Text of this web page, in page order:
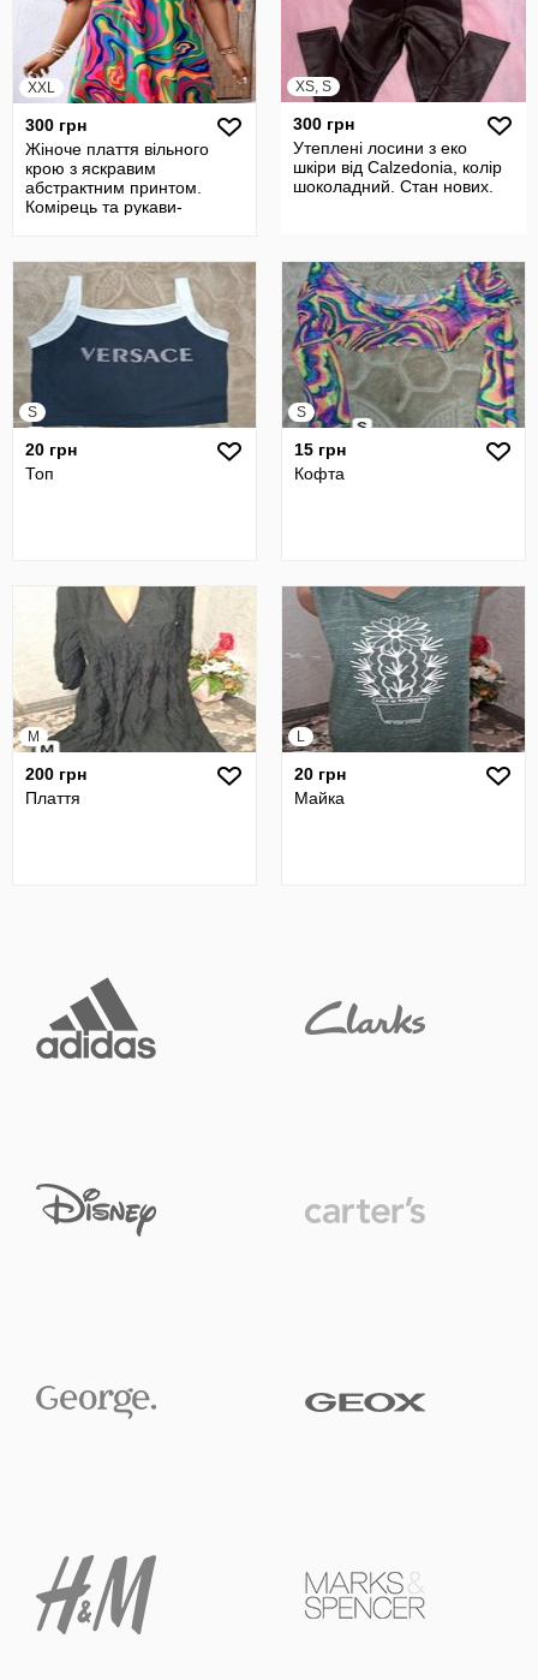
XXL
300 грн
Жіноче плаття вільного
крою з яскравим
абстрактним принтом.
Комірець та рукави-
XS, S
300 грн
Утеплені лосини з еко
шкіри від Calzedonia, колір
шоколадний. Стан нових.
S
20 грн
Топ
S
15 грн
Кофта
M
200 грн
Плаття
L
20 грн
Майка